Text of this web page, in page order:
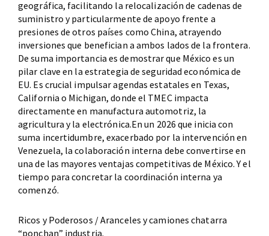
geográfica, facilitando la relocalización de cadenas de
suministro y particularmente de apoyo frente a
presiones de otros países como China, atrayendo
inversiones que benefician a ambos lados de la frontera.
De suma importancia es demostrar que México es un
pilar clave en la estrategia de seguridad económica de
EU. Es crucial impulsar agendas estatales en Texas,
California o Michigan, donde el TMEC impacta
directamente en manufactura automotriz, la
agricultura y la electrónica.En un 2026 que inicia con
suma incertidumbre, exacerbado por la intervención en
Venezuela, la colaboración interna debe convertirse en
una de las mayores ventajas competitivas de México. Y el
tiempo para concretar la coordinación interna ya
comenzó.
Ricos y Poderosos / Aranceles y camiones chatarra
“ponchan” industria.